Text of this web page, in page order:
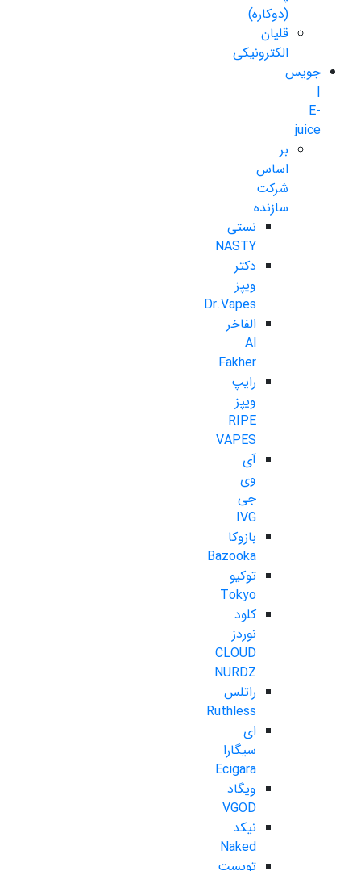
(دوکاره)
قلیان
الکترونیکی
جویس
|
E-
juice
بر
اساس
شرکت
سازنده
نستی
NASTY
دکتر
ویپز
Dr.Vapes
الفاخر
Al
Fakher
رایپ
ویپز
RIPE
VAPES
آی
وی
جی
IVG
بازوکا
Bazooka
توکیو
Tokyo
کلود
نوردز
CLOUD
NURDZ
راتلس
Ruthless
ای
سیگارا
Ecigara
ویگاد
VGOD
نیکد
Naked
تویست